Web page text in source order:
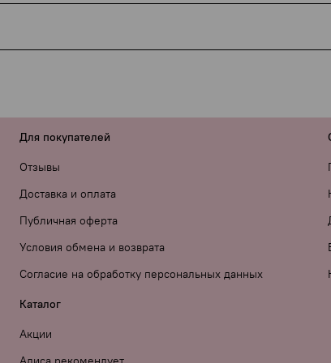
ни намёков на интимную тематику нет.
посылки.
Для покупателей
Отзывы
Доставка и оплата
Публичная оферта
Условия обмена и возврата
Согласие на обработку персональных данных
Каталог
Акции